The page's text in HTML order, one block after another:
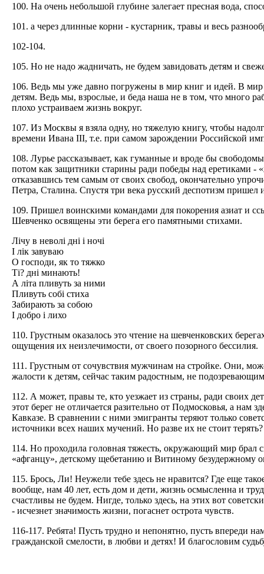
100. На очень небольшой глубине залегает пресная вода,
101. а через длинные корни - кустарник, травы и весь
102-104.
105. Но не надо жадничать, не будем завидовать детям и
106. Ведь мы уже давно погружены в мир книг и идей. В
детям. Ведь мы, взрослые, и беда наша не в том, что много
плохо устраиваем жизнь вокруг.
107. Из Москвы я взяла одну, но тяжелую книгу, чтобы
времени Ивана III, т.е. при самом зарождении Российской
108. Лурье рассказывает, как гуманные и вроде бы
потом как защитники старины ради победы над еретиками -
отказавшись тем самым от своих свобод, окончательно
Петра, Сталина. Спустя три века русский деспотизм
109. Пришел воинскими командами для покорения азиат и
Шевченко освящены эти берега его памятными стихами.
Лiчу в неволi днi i ночi
I лiк завуваю
О господи, як то тяжко
Тi? днi минають!
А лiта пливуть за ними
Пливуть собi стиха
Забирають за собою
I добро i лихо
110. Грустным оказалось это чтение на шевченковских
ощущения их неизлечимости, от своего позорного бессилия.
111. Грустным от сочувствия мужчинам на стройке. Они,
жалости к детям, сейчас таким радостным, не
112. А может, правы те, кто уезжает из страны, ради своих
этот берег не отличается разительно от Подмосковья, а нам
Кавказе. В сравнении с ними эмигранты теряют только
источники всех наших мучений. Но разве их не стоит терять?
114. Но проходила головная тяжесть, окружающий мир брал
«афганцу», детскому щебетанию и Витиному безудержному
115. Брось, Ли! Неужели тебе здесь не нравится? Где еще
вообще, нам 40 лет, есть дом и дети, жизнь осмысленна и
счастливы не будем. Нигде, только здесь, на этих вот
- исчезнет значимость жизни, погаснет острота чувств.
116-117. Ребята! Пусть трудно и непонятно, пусть впереди
гражданской смелости, в любви и детях! И благословим